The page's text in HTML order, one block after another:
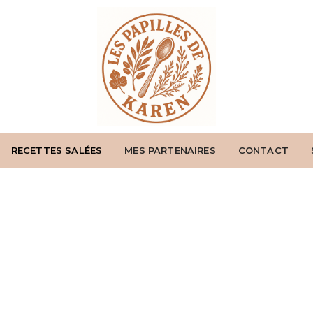
RECETTES SALÉES MES PARTENAIRES CONTACT